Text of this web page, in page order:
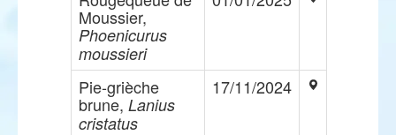
Moussier,
Phoenicurus
moussieri
Pie-grièche
brune, Lanius
cristatus
17/11/2024